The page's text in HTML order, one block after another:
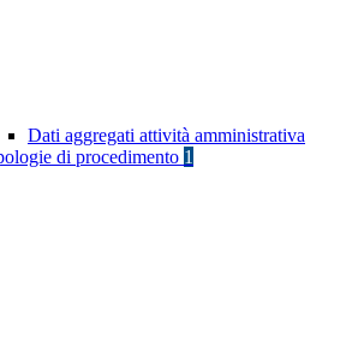
Dati aggregati attività amministrativa
di procedimento 1